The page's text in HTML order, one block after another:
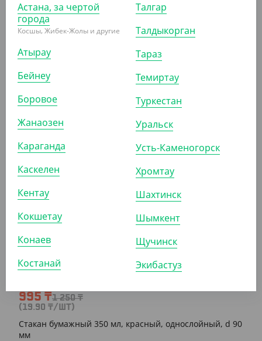
(24.80₸/ШТ)
Cтакан бумажный 400 мл, красный, однослойный, d 90
мм
УП (50) КОР (1000)
АРТ. 1205205
-20%
995 ₸1 250₸
(19.90 ₸/ШТ)
Cтакан бумажный 350 мл, красный, однослойный, d 90
мм
Астана, за чертой
города
Косшы, Жибек-Жолы и другие
Атырау
Бейнеу
Боровое
Жанаозен
Караганда
Каскелен
Кентау
Кокшетау
Конаев
Костанай
Талгар
Талдыкорган
Тараз
Темиртау
Туркестан
Уральск
Усть-Каменогорск
Хромтау
Шахтинск
Шымкент
Щучинск
Экибастуз